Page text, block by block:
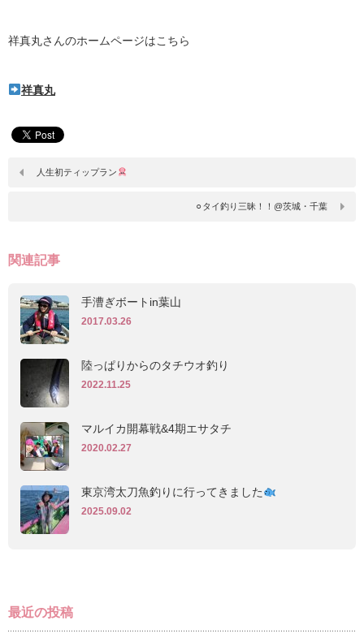
祥真丸さんのホームページはこちら
祥真丸
人生初ティップラン
⚪︎タイ釣り三昧！！@茨城・千葉
関連記事
手漕ぎボートin葉山
2017.03.26
陸っぱりからのタチウオ釣り
2022.11.25
マルイカ開幕戦&4期エサタチ
2020.02.27
東京湾太刀魚釣りに行ってきました
2025.09.02
最近の投稿